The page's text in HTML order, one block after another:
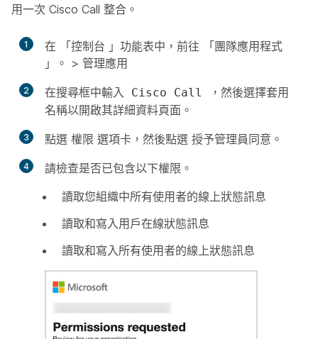
用一次 Cisco Call 整合。
1 在 「控制台 」功能表中，前往
「團隊應用程式
」。 > 管理應用
2 在搜尋框中輸入 Cisco Call
，然後選擇套用
名稱以開啟其詳細資料頁面。
3 點選 權限 選項卡，然後點選 授予管理員同意 。
4
請檢查是否已包含以下權限。
讀取您組織中所有使用者的線上狀態訊息
讀取和寫入用戶在線狀態訊息
讀取和寫入所有使用者的線上狀態訊息